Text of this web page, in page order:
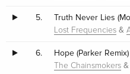
5. Truth Never Lies
Lost Frequencies &
6. Hope (Parker Remix)
The Chainsmokers